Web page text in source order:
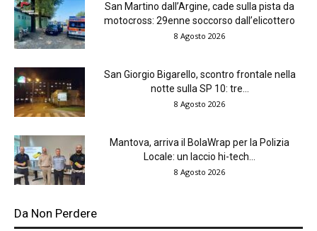
San Martino dall’Argine, cade sulla pista da
motocross: 29enne soccorso dall’elicottero
8 Agosto 2026
San Giorgio Bigarello, scontro frontale nella
notte sulla SP 10: tre...
8 Agosto 2026
Mantova, arriva il BolaWrap per la Polizia
Locale: un laccio hi-tech...
8 Agosto 2026
Da Non Perdere